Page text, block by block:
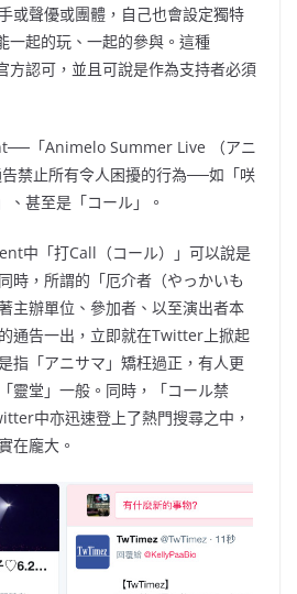
或聲優或團體，自己也會設定獨特
一起的玩、一起的參與。這種
方認可，並且可說是作為支持者必須
「Animelo Summer Live （アニ
禁止所有令人困擾的行為──如「咲
、甚至是「コール」。
中「打Call（コール）」可以說是
時，所謂的「厄介者（やっかいも
主辦單位、參加者、以至演出者本
通告一出，立即就在Twitter上掀起
指「アニサマ」矯枉過正，有人更
靈堂」一般。同時，「コール禁
中亦迅速登上了熱門搜尋之中，
在龐大。